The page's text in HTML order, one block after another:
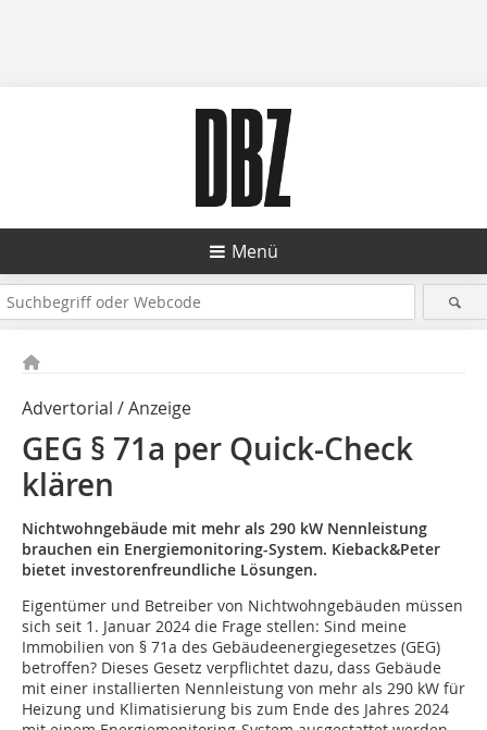
Menü
Advertorial / Anzeige
GEG § 71a per Quick-Check
klären
Nichtwohngebäude mit mehr als 290 kW Nennleistung
brauchen ein Energiemonitoring-System. Kieback&Peter
bietet investorenfreundliche Lösungen.
Eigentümer und Betreiber von Nichtwohngebäuden müssen
sich seit 1. Januar 2024 die Frage stellen: Sind meine
Immobilien von § 71a des Gebäudeenergiegesetzes (GEG)
betroffen? Dieses Gesetz verpflichtet dazu, dass Gebäude
mit einer installierten Nennleistung von mehr als 290 kW für
Heizung und Klimatisierung bis zum Ende des Jahres 2024